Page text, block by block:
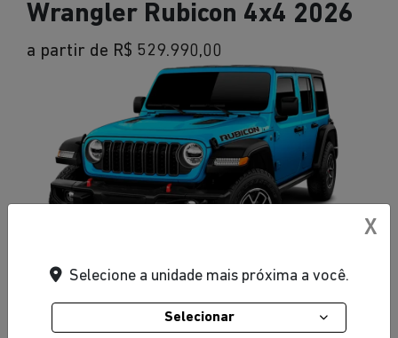
Wrangler Rubicon 4x4 2026
a partir de R$ 529.990,00
X
Selecione a unidade mais próxima a você.
Selecionar